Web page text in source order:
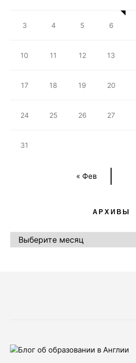
« Фев
3 4 5 6
10 11 12 13
17 18 19 20
24 25 26 27
31
АРХИВЫ